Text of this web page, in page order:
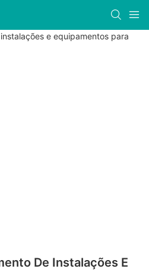
De Instalações E